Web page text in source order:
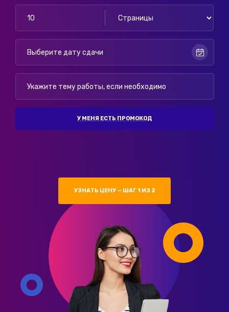
У МЕНЯ ЕСТЬ ПРОМОКОД
УЗНАТЬ ЦЕНУ — ШАГ 1 ИЗ 2